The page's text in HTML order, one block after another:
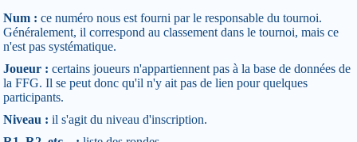
Num : ce numéro nous est fourni par le responsable du tournoi.
Généralement, il correspond au classement dans le tournoi, mais ce
n'est pas systématique.
Joueur : certains joueurs n'appartiennent pas à la base de données de
la FFG. Il se peut donc qu'il n'y ait pas de lien pour quelques
participants.
Niveau : il s'agit du niveau d'inscription.